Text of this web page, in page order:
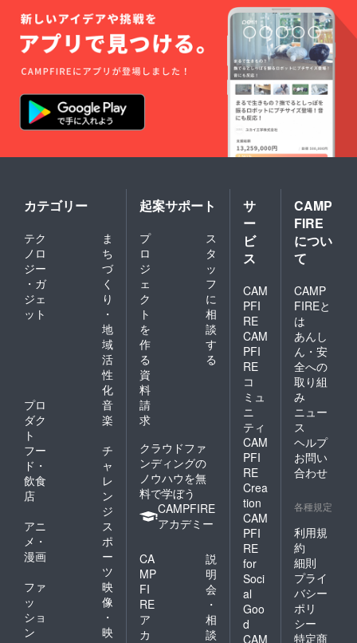
カテゴリー
テク
ノロ
ジー
・ガ
ジェ
ット
ま
ち
づ
く
り
・
地
域
活
性
化
プロ
ダク
ト
音
楽
フー
ド・
飲食
店
チ
ャ
レ
ン
ジ
アニ
メ・
漫画
ス
ポ
ー
ツ
ファ
ッ
ショ
ン
映
像
・
映
起案サポート
プ
ロ
ジ
ェ
ク
ト
を
作
る
ス
タ
ッ
フ
に
相
談
す
る
資
料
請
求
クラウドファ
ンディングの
ノウハウを無
料で学ぼう
CAMPFIRE
アカデミー
CA
MP
FI
RE
ア
カ
説
明
会
・
相
談
サ
ー
ビ
ス
CAM
PFI
RE
CAM
PFI
RE
コ
ミュ
ニ
ティ
CAM
PFI
RE
Crea
tion
CAM
PFI
RE
for
Soci
al
Goo
d
CAM
CAMP
FIRE
につい
て
CAMP
FIREと
は
あんし
ん・安
全への
取り組
み
ニュー
ス
ヘルプ
お問い
合わせ
各種規定
利用規
約
細則
プライ
バシー
ポリ
シー
特定商